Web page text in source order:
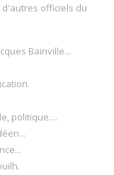
d'autres officiels du
Bainville...
politique....